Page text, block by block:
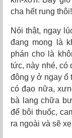
cha hết rung
Nói thật, ngay
đang mong là
phán cho là
tức, này nhé, có
đông y ở ngay ổ
có đạo nữa,
bà lang chữa
để bôi thuốc,
ra ngoài và sẽ